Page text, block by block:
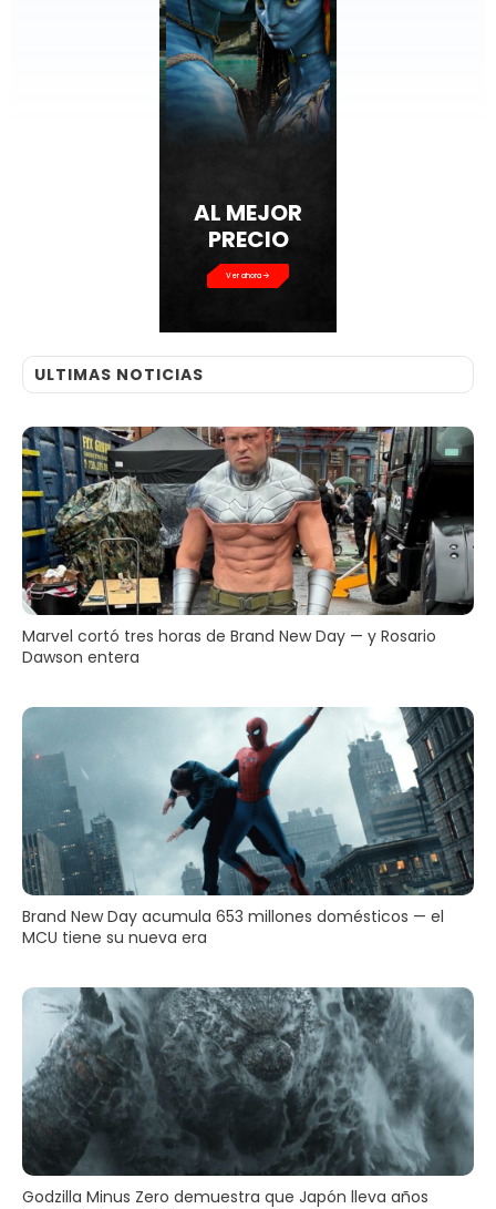
AL MEJOR
PRECIO
Ver ahora
ULTIMAS NOTICIAS
Marvel cortó tres horas de Brand New Day — y Rosario
Dawson entera
Brand New Day acumula 653 millones domésticos — el
MCU tiene su nueva era
Godzilla Minus Zero demuestra que Japón lleva años